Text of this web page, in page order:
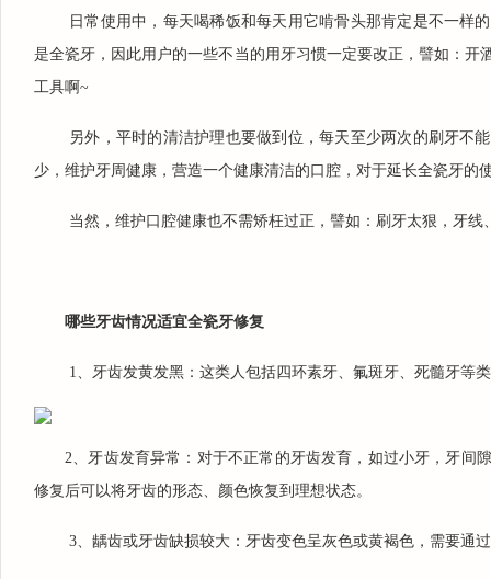
日常使用中，每天喝稀饭和每天用它啃骨头那肯定是不一样
是全瓷牙，因此用户的一些不当的用牙习惯一定要改正，譬如：
工具啊~
另外，平时的清洁护理也要做到位，每天至少两次的刷牙不
少，维护牙周健康，营造一个健康清洁的口腔，对于延长全瓷牙的
当然，维护口腔健康也不需矫枉过正，譬如：刷牙太狠，牙
哪些牙齿情况适宜全瓷牙修复
1、牙齿发黄发黑：这类人包括四环素牙、氟斑牙、死髓牙等
2、牙齿发育异常：对于不正常的牙齿发育，如过小牙，牙间
修复后可以将牙齿的形态、颜色恢复到理想状态。
3、龋齿或牙齿缺损较大：牙齿变色呈灰色或黄褐色，需要通